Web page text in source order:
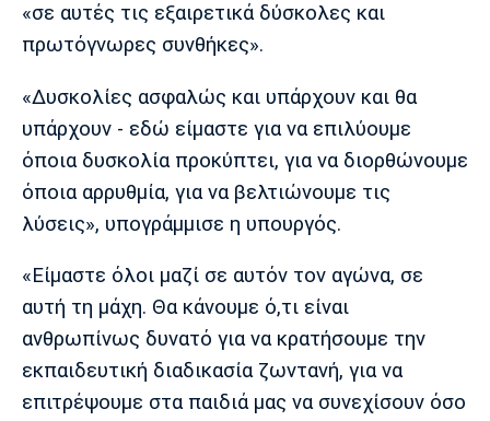
«σε αυτές τις εξαιρετικά δύσκολες και
πρωτόγνωρες συνθήκες».
«Δυσκολίες ασφαλώς και υπάρχουν και θα
υπάρχουν - εδώ είμαστε για να επιλύουμε
όποια δυσκολία προκύπτει, για να διορθώνουμε
όποια αρρυθμία, για να βελτιώνουμε τις
λύσεις», υπογράμμισε η υπουργός.
«Είμαστε όλοι μαζί σε αυτόν τον αγώνα, σε
αυτή τη μάχη. Θα κάνουμε ό,τι είναι
ανθρωπίνως δυνατό για να κρατήσουμε την
εκπαιδευτική διαδικασία ζωντανή, για να
επιτρέψουμε στα παιδιά μας να συνεχίσουν όσο